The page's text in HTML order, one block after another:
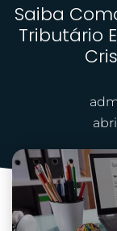
Saiba
Tributário